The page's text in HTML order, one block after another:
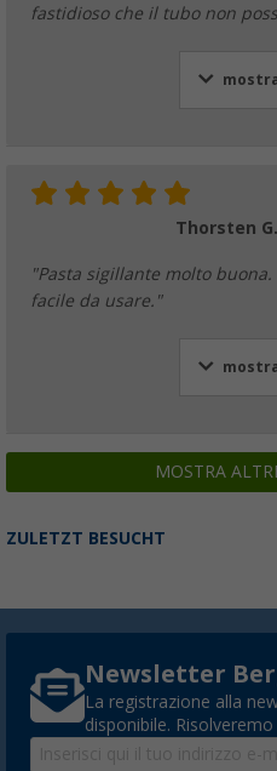
fastidioso che il tubo non
Thorsten G.
"Pasta sigillante molto
facile da usare."
MOSTRA
ZULETZT BESUCHT
Newsletter
La registrazione alla
disponibile.